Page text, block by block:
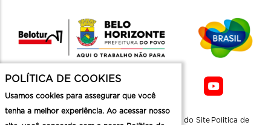
Mapa do Site Politica de
POLÍTICA DE COOKIES
Usamos cookies para assegurar que você
tenha a melhor experiência. Ao acessar nosso